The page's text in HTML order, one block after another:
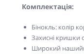
Комплектація:
Бінокль: колір
Захисні кришки
Широкий